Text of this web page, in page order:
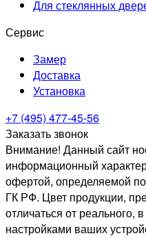
Для стеклянных
Сервис
Замер
Доставка
Установка
+7 (495) 477-45-56
Заказать звонок
Внимание! Данный сайт
информационный
офертой, определяемой
ГК РФ. Цвет продукции,
отличаться от реального,
настройками ваших